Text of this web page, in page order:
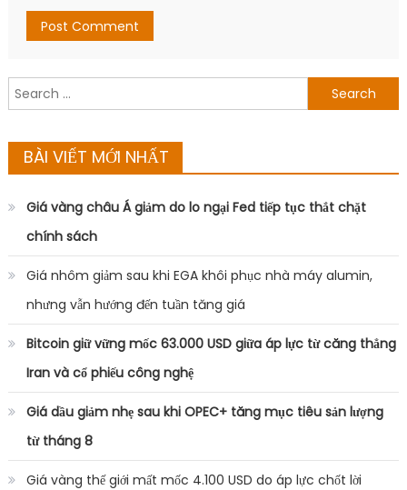
Search
for:
BÀI VIẾT MỚI NHẤT
Giá vàng châu Á giảm do lo ngại Fed tiếp tục thắt chặt
chính sách
Giá nhôm giảm sau khi EGA khôi phục nhà máy alumin,
nhưng vẫn hướng đến tuần tăng giá
Bitcoin giữ vững mốc 63.000 USD giữa áp lực từ căng thẳng
Iran và cổ phiếu công nghệ
Giá dầu giảm nhẹ sau khi OPEC+ tăng mục tiêu sản lượng
từ tháng 8
Giá vàng thế giới mất mốc 4.100 USD do áp lực chốt lời